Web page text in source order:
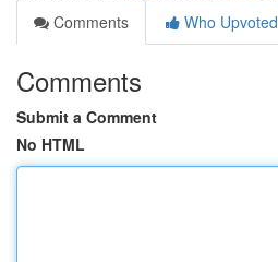
Comments
Who Upvoted
Comments
Submit a Comment
No HTML